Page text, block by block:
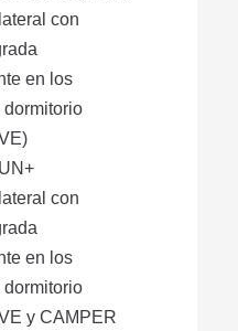
con
en los
dormitorio
con
en los
dormitorio
y CAMPER